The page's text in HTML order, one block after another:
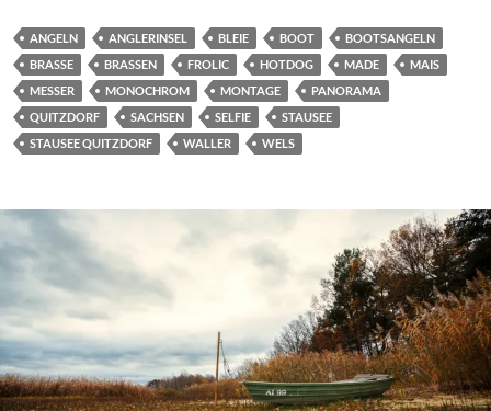
ANGELN ANGLERINSEL BLEIE BOOT
BOOTSANGELN
BRASSE
BRASSEN FROLIC HOTDOG MADE
MAIS
MESSER
MONOCHROM MONTAGE
PANORAMA
QUITZDORF
SACHSEN SELFIE
STAUSEE
STAUSEE QUITZDORF
WALLER WELS